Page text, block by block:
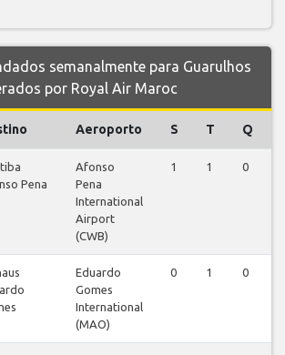
semanalmente para Guarulhos
por Royal Air Maroc
Aeroporto S T Q
Pena
Afonso
Pena
International
Airport
(CWB)
1 1 0
Eduardo
Gomes
International
(MAO)
0 1 0